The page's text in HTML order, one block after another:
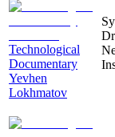
Technological
Documentary
Yevhen
Lokhmatov